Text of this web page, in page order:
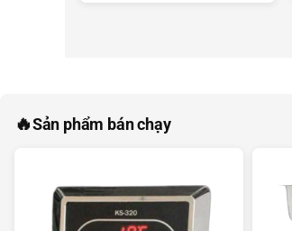
🔥Sản phẩm bán chạy